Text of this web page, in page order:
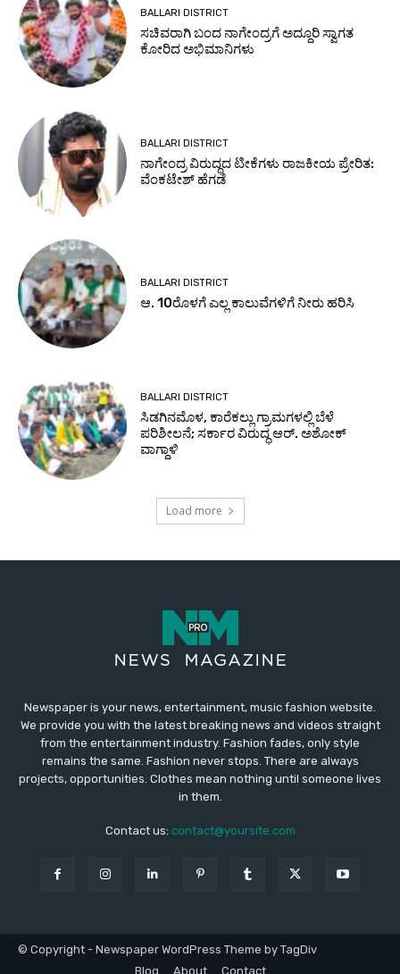
Newspaper is your news, entertainment, music fashion website.
We provide you with the latest breaking news and videos straight
from the entertainment industry. Fashion fades, only style
remains the same. Fashion never stops. There are always
projects, opportunities. Clothes mean nothing until someone lives
in them.
Contact us: contact@yoursite.com
© Copyright - Newspaper WordPress Theme by TagDiv
Blog
About Contact